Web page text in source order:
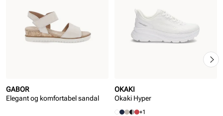
GABOR
Elegant og komfortabel sandal
OKAKI
Okaki Hyper
+1